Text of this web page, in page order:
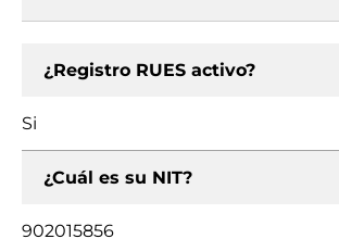
¿Registro RUES activo?
Si
¿Cuál es su NIT?
902015856